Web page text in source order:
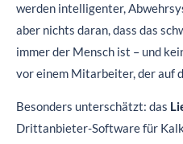
werden intelligenter,
aber nichts daran, dass das
immer der Mensch ist – und
vor einem Mitarbeiter, der auf
Besonders unterschätzt: das
Drittanbieter-Software für